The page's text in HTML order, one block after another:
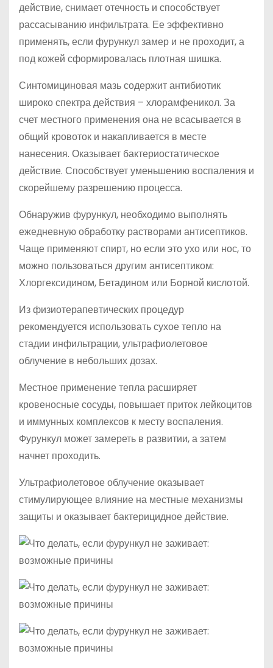
действие, снимает отечность и способствует
рассасыванию инфильтрата. Ее эффективно
применять, если фурункул замер и не проходит, а
под кожей сформировалась плотная шишка.
Синтомициновая мазь содержит антибиотик
широко спектра действия – хлорамфеникол. За
счет местного применения она не всасывается в
общий кровоток и накапливается в месте
нанесения. Оказывает бактериостатическое
действие. Способствует уменьшению воспаления и
скорейшему разрешению процесса.
Обнаружив фурункул, необходимо выполнять
ежедневную обработку растворами антисептиков.
Чаще применяют спирт, но если это ухо или нос, то
можно пользоваться другим антисептиком:
Хлоргексидином, Бетадином или Борной кислотой.
Из физиотерапевтических процедур
рекомендуется использовать сухое тепло на
стадии инфильтрации, ультрафиолетовое
облучение в небольших дозах.
Местное применение тепла расширяет
кровеносные сосуды, повышает приток лейкоцитов
и иммунных комплексов к месту воспаления.
Фурункул может замереть в развитии, а затем
начнет проходить.
Ультрафиолетовое облучение оказывает
стимулирующее влияние на местные механизмы
защиты и оказывает бактерицидное действие.